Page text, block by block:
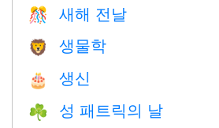
🎊 새해 전날
🦁 생물학
🎂 생신
☘️ 성 패트릭의 날